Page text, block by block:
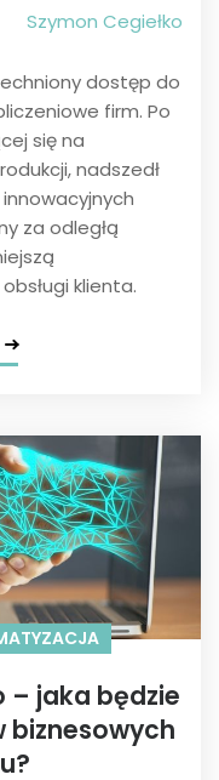
Szymon Cegiełko
dostęp do
firm. Po
się na
nadszedł
za odległą
klienta.
– jaka będzie